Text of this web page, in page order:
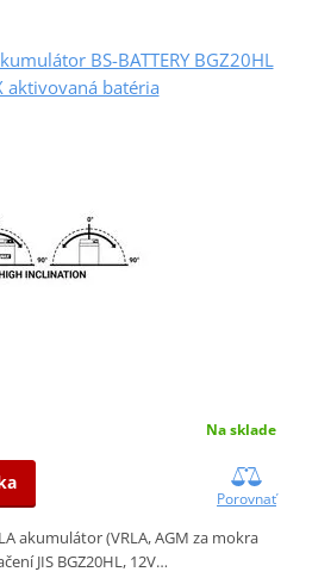
BS-BATTERY BGZ20HL
aktivovaná batéria
Na sklade
Porovnať
akumulátor (VRLA, AGM za mokra
JIS BGZ20HL, 12V…